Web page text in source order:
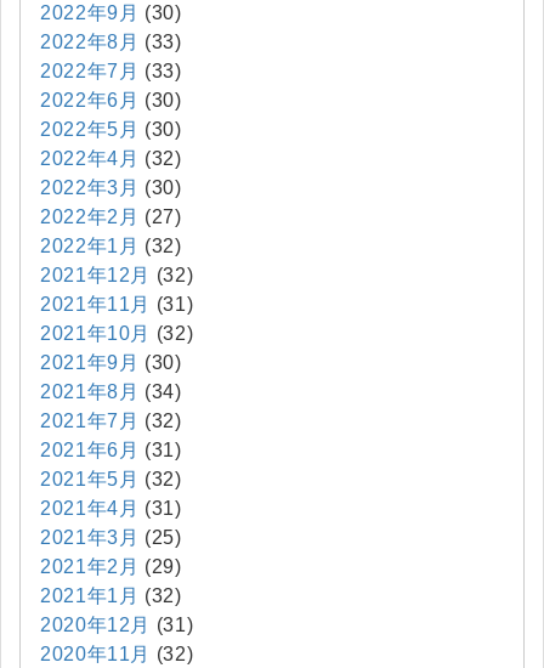
2022年9月 (30)
2022年8月 (33)
2022年7月 (33)
2022年6月 (30)
2022年5月 (30)
2022年4月 (32)
2022年3月 (30)
2022年2月 (27)
2022年1月 (32)
2021年12月
(32)
2021年11月
(31)
2021年10月
(32)
2021年9月 (30)
2021年8月 (34)
2021年7月 (32)
2021年6月 (31)
2021年5月 (32)
2021年4月 (31)
2021年3月 (25)
2021年2月 (29)
2021年1月 (32)
2020年12月
(31)
2020年11月
(32)